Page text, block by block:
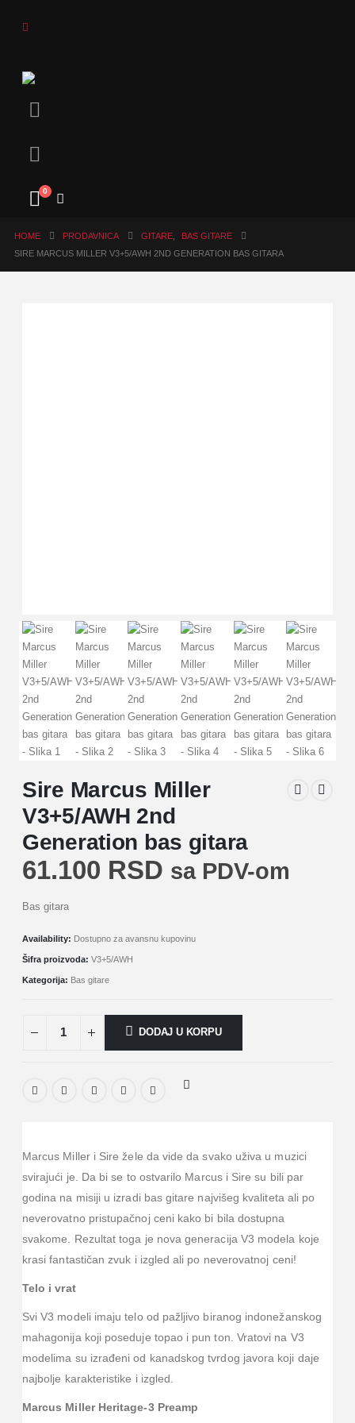
0
HOME PRODAVNICA GITARE,
BAS GITARE
SIRE MARCUS MILLER V3+5/AWH 2ND GENERATION BAS GITARA
Sire Marcus Miller
V3+5/AWH 2nd
Generation bas gitara
61.100 RSD sa PDV-om
Bas gitara
Availability: Dostupno za avansnu kupovinu
Šifra proizvoda: V3+5/AWH
Kategorija: Bas gitare
DODAJ U KORPU
Marcus Miller i Sire žele da vide da svako uživa u muzici
svirajući je. Da bi se to ostvarilo Marcus i Sire su bili par
godina na misiji u izradi bas gitare najvišeg kvaliteta ali po
neverovatno pristupačnoj ceni kako bi bila dostupna
svakome. Rezultat toga je nova generacija V3 modela koje
krasi fantastičan zvuk i izgled ali po neverovatnoj ceni!
Telo i vrat
Svi V3 modeli imaju telo od pažljivo biranog indonežanskog
mahagonija koji poseduje topao i pun ton. Vratovi na V3
modelima su izrađeni od kanadskog tvrdog javora koji daje
najbolje karakteristike i izgled.
Marcus Miller Heritage-3 Preamp